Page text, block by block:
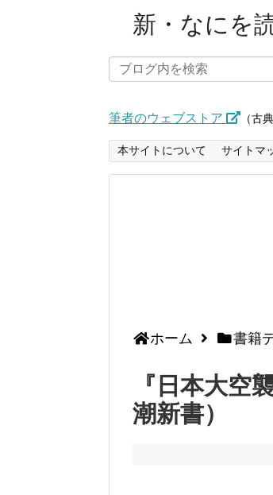
新・なにを
筆者のウェブストア （古
本サイトについて サイトマ
ホーム 書籍
『日本大空
潮新書）